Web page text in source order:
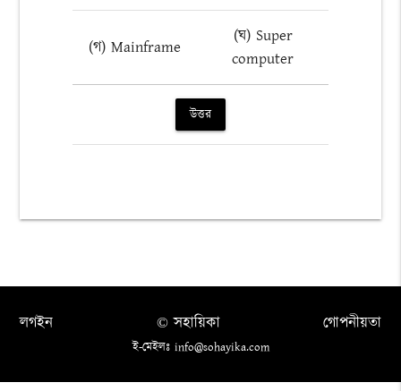
(গ) Mainframe
(ঘ) Super
computer
উত্তর
লগইন গোপনীয়তা
© সহায়িকা
ই-মেইলঃ info@sohayika.com